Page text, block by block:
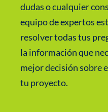
dudas o cualquier
equipo de expertos
resolver todas tus
la información que
mejor decisión sobre
tu proyecto.